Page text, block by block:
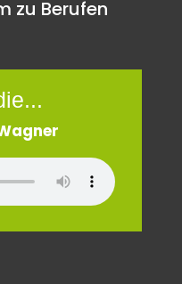
zu Berufen